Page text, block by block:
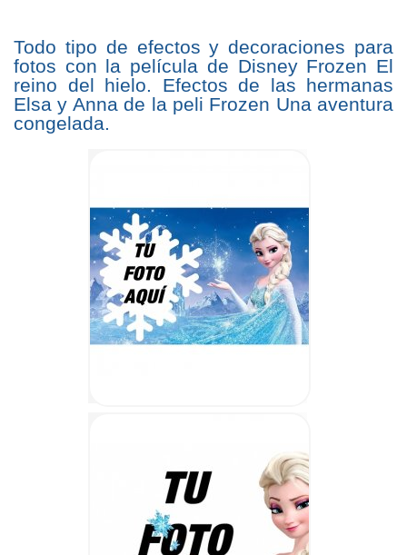
Todo tipo de efectos y decoraciones para
fotos con la película de Disney Frozen El
reino del hielo. Efectos de las hermanas
Elsa y Anna de la peli Frozen Una aventura
congelada.